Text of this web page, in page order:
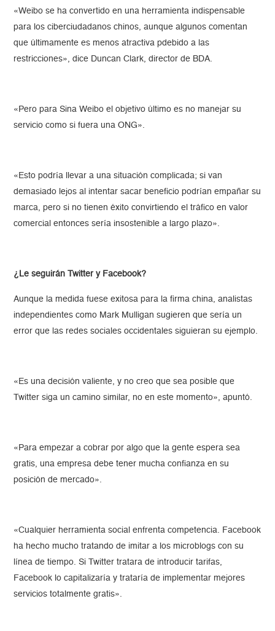
«Weibo se ha convertido en una herramienta indispensable
para los ciberciudadanos chinos, aunque algunos comentan
que últimamente es menos atractiva pdebido a las
restricciones», dice Duncan Clark, director de BDA.
«Pero para Sina Weibo el objetivo último es no manejar su
servicio como si fuera una ONG».
«Esto podría llevar a una situación complicada; si van
demasiado lejos al intentar sacar beneficio podrían empañar su
marca, pero si no tienen éxito convirtiendo el tráfico en valor
comercial entonces sería insostenible a largo plazo».
¿Le seguirán Twitter y Facebook?
Aunque la medida fuese exitosa para la firma china, analistas
independientes como Mark Mulligan sugieren que sería un
error que las redes sociales occidentales siguieran su ejemplo.
«Es una decisión valiente, y no creo que sea posible que
Twitter siga un camino similar, no en este momento», apuntó.
«Para empezar a cobrar por algo que la gente espera sea
gratis, una empresa debe tener mucha confianza en su
posición de mercado».
«Cualquier herramienta social enfrenta competencia. Facebook
ha hecho mucho tratando de imitar a los microblogs con su
línea de tiempo. Si Twitter tratara de introducir tarifas,
Facebook lo capitalizaría y trataría de implementar mejores
servicios totalmente gratis».